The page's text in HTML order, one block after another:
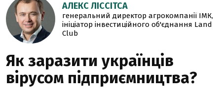
АЛЕКС ЛІССІТСА
генеральний директор агрокомпанії ІМК,
ініціатор інвестиційного об'єднання Land
Club
Як заразити українців
вірусом підприємництва?